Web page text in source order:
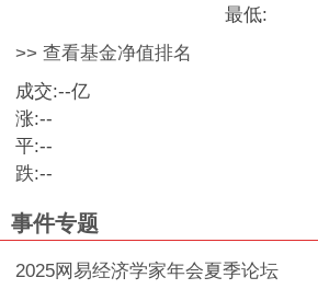
最低:
>> 查看基金净值排名
成交:--亿
涨:--
平:--
跌:--
事件专题
2025网易经济学家年会夏季论坛